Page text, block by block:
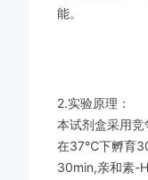
能。
2.实验原理：
本试剂盒采用竞
在37℃下孵育
30min,亲和素-